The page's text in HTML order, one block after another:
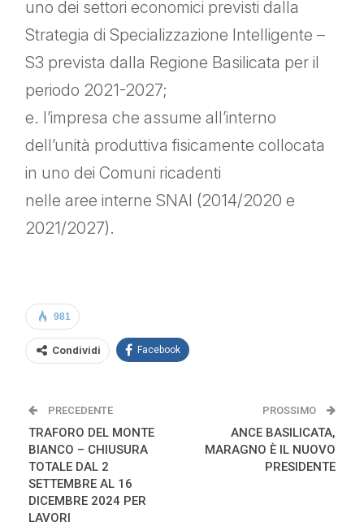
uno dei settori economici previsti dalla
Strategia di Specializzazione Intelligente –
S3 prevista dalla Regione Basilicata per il
periodo 2021-2027;
e. l’impresa che assume all’interno
dell’unità produttiva fisicamente collocata
in uno dei Comuni ricadenti
nelle aree interne SNAI (2014/2020 e
2021/2027).
981
Condividi Facebook
PRECEDENTE
TRAFORO DEL MONTE
BIANCO – CHIUSURA
TOTALE DAL 2
SETTEMBRE AL 16
DICEMBRE 2024 PER
LAVORI
PROSSIMO
ANCE BASILICATA,
MARAGNO È IL NUOVO
PRESIDENTE